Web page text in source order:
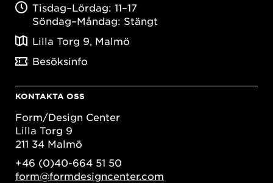
Tisdag–Lördag: 11–17
Söndag–Måndag: Stängt
Lilla Torg 9, Malmö
Besöksinfo
KONTAKTA OSS
Form/Design Center
Lilla Torg 9
211 34 Malmö
+46 (0)40-664 51 50
form@formdesigncenter.com